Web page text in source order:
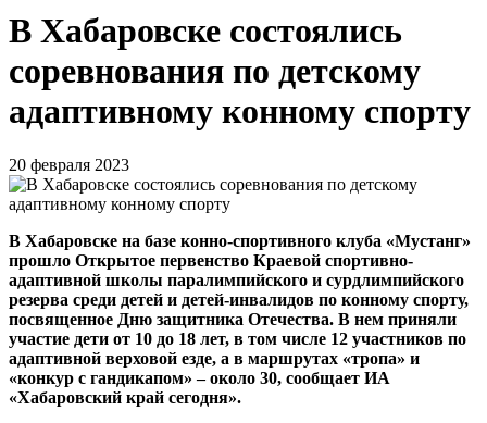
В Хабаровске состоялись
соревнования по детскому
адаптивному конному спорту
20 февраля 2023
В Хабаровске на базе конно-спортивного клуба «Мустанг»
прошло Открытое первенство Краевой спортивно-
адаптивной школы паралимпийского и сурдлимпийского
резерва среди детей и детей-инвалидов по конному спорту,
посвященное Дню защитника Отечества. В нем приняли
участие дети от 10 до 18 лет, в том числе 12 участников по
адаптивной верховой езде, а в маршрутах «тропа» и
«конкур с гандикапом» – около 30, сообщает ИА
«Хабаровский край сегодня».